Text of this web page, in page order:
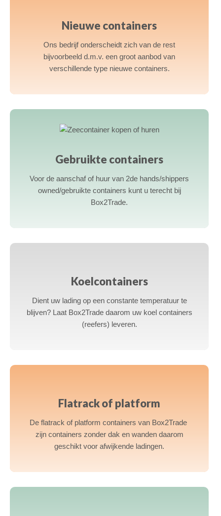
Nieuwe containers
Ons bedrijf onderscheidt zich van de rest
bijvoorbeeld d.m.v. een groot aanbod van
verschillende type nieuwe containers.
Gebruikte containers
Voor de aanschaf of huur van 2de hands/shippers
owned/gebruikte containers kunt u terecht bij
Box2Trade.
a
Koelcontainers
Dient uw lading op een constante temperatuur te
blijven? Laat Box2Trade daarom uw koel containers
(reefers) leveren.
a
Flatrack of platform
De flatrack of platform containers van Box2Trade
zijn containers zonder dak en wanden daarom
geschikt voor afwijkende ladingen.
a
a